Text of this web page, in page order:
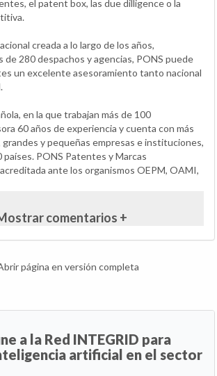
el patent box, las due dilligence o la
creada a lo largo de los años,
de 280 despachos y agencias, PONS puede
un excelente asesoramiento tanto nacional
en la que trabajan más de 100
60 años de experiencia y cuenta con más
y pequeñas empresas e instituciones,
PONS Patentes y Marcas
ante los organismos OEPM, OAMI,
comentarios +
página en versión completa
a la Red INTEGRID para
artificial en el sector